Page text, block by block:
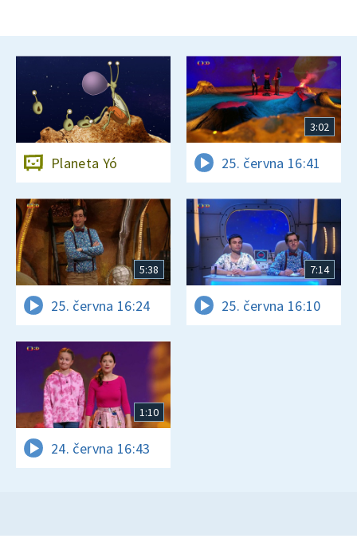
Planeta Yó
3:02
25. června 16:41
5:38
25. června 16:24
7:14
25. června 16:10
1:10
24. června 16:43